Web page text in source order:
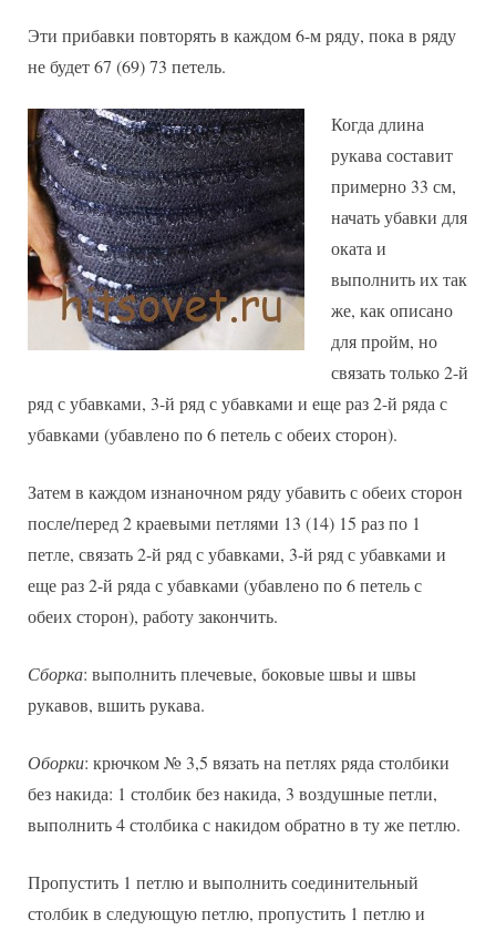
Эти прибавки повторять в каждом 6-м ряду, пока в ряду
не будет 67 (69) 73 петель.
Когда длина
рукава составит
примерно 33 см,
начать убавки для
оката и
выполнить их так
же, как описано
для пройм, но
связать только 2-й
ряд с убавками, 3-й ряд с убавками и еще раз 2-й ряда с
убавками (убавлено по 6 петель с обеих сторон).
Затем в каждом изнаночном ряду убавить с обеих сторон
после/перед 2 краевыми петлями 13 (14) 15 раз по 1
петле, связать 2-й ряд с убавками, 3-й ряд с убавками и
еще раз 2-й ряда с убавками (убавлено по 6 петель с
обеих сторон), работу закончить.
Сборка: выполнить плечевые, боковые швы и швы
рукавов, вшить рукава.
Оборки: крючком № 3,5 вязать на петлях ряда столбики
без накида: 1 столбик без накида, 3 воздушные петли,
выполнить 4 столбика с накидом обратно в ту же петлю.
Пропустить 1 петлю и выполнить соединительный
столбик в следующую петлю, пропустить 1 петлю и